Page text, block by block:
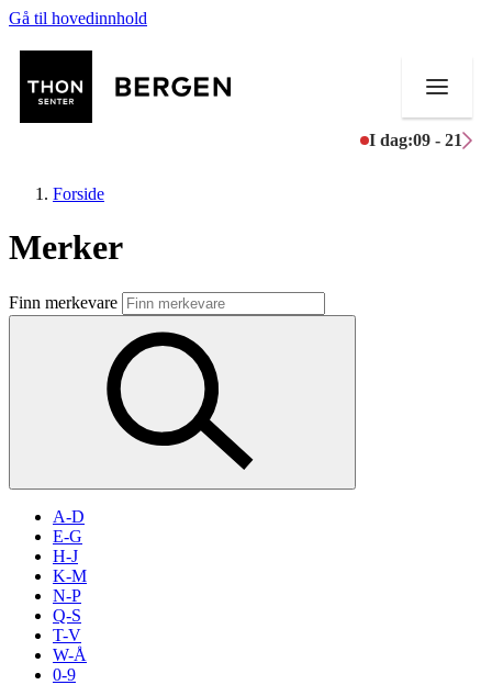
Gå til hovedinnhold
I dag:09 - 21
Butikker
Mat og drikke
Aktiviteter
Inspirasjon
Søk
Forside
Merker
Finn merkevare
A-D
E-G
H-J
K-M
N-P
Q-S
T-V
W-Å
0-9